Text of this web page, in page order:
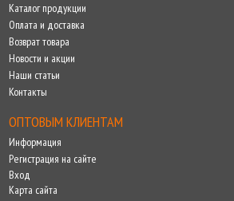
Каталог продукции
Оплата и доставка
Возврат товара
Новости и акции
Наши статьи
Контакты
ОПТОВЫМ КЛИЕНТАМ
Информация
Регистрация на сайте
Вход
Карта сайта